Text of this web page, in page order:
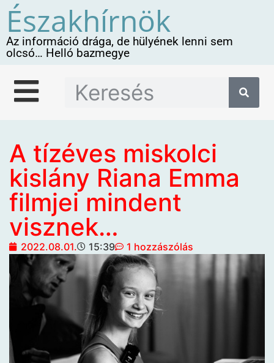
Északhírnök
Az információ drága, de hülyének lenni sem
olcsó… Helló bazmegye
A tízéves miskolci
kislány Riana Emma
filmjei mindent
visznek…
2022.08.01. 15:39 1 hozzászólás